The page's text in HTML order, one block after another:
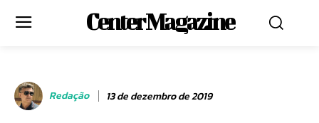
Center Magazine
Redação 13 de dezembro de 2019